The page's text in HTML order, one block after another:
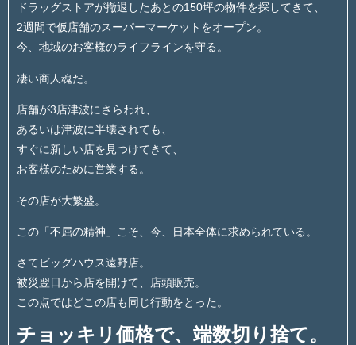
ドラッグストアが撤退したあとの150坪の物件を探してきて、
2週間で仮店舗のスーパーマーケットをオープン。
今、地域のお客様のライフラインを守る。
凄い商人魂だ。
店舗が3店津波にさらわれ、
あるいは津波に半壊されても、
すぐに新しい店を見つけてきて、
お客様のために営業する。
その店が大繁盛。
この「不屈の精神」こそ、今、日本全体に求められている。
さてビッグハウス遠野店。
被災翌日から店を開けて、店頭販売。
この点ではどこの店も同じ行動をとった。
チョッキリ価格で、端数切り捨て。